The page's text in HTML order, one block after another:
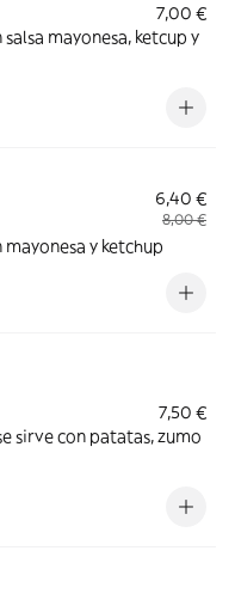
7,00 €
mayonesa, ketcup y
6,40 €
8,00 €
con mayonesa y ketchup
7,50 €
sirve con patatas, zumo